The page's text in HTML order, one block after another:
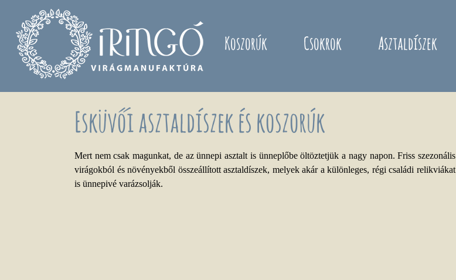
Koszorúk Csokrok Asztaldíszek
Esküvői asztaldíszek és koszorúk
Mert nem csak magunkat, de az ünnepi asztalt is ünneplőbe öltöztetjük a nagy napon. Friss szezonális
virágokból és növényekből összeállított asztaldíszek, melyek akár a különleges, régi családi relikviákat
is ünnepivé varázsolják.